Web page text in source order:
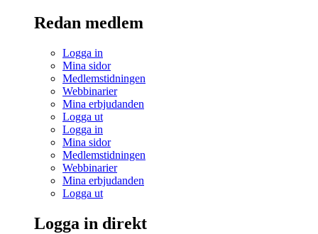
Redan medlem
Logga in
Mina sidor
Medlemstidningen
Webbinarier
Mina erbjudanden
Logga ut
Logga in
Mina sidor
Medlemstidningen
Webbinarier
Mina erbjudanden
Logga ut
Logga in direkt